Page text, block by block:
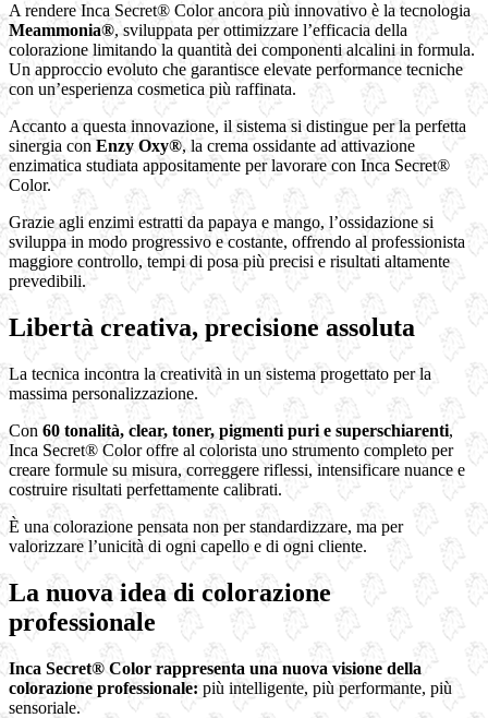
A rendere Inca Secret® Color ancora più innovativo è la tecnologia
Meammonia®, sviluppata per ottimizzare l’efficacia della
colorazione limitando la quantità dei componenti alcalini in formula.
Un approccio evoluto che garantisce elevate performance tecniche
con un’esperienza cosmetica più raffinata.
Accanto a questa innovazione, il sistema si distingue per la perfetta
sinergia conEnzy Oxy®, la crema ossidante ad attivazione
enzimatica studiata appositamente per lavorare con Inca Secret®
Color.
Grazie agli enzimi estratti da papaya e mango, l’ossidazione si
sviluppa in modo progressivo e costante, offrendo al professionista
maggiore controllo, tempi di posa più precisi e risultati altamente
prevedibili.
Libertà creativa, precisione assoluta
La tecnica incontra la creatività in un sistema progettato per la
massima personalizzazione.
Con 60 tonalità, clear, toner, pigmenti puri e superschiarenti,
Inca Secret® Color offre al colorista uno strumento completo per
creare formule su misura, correggere riflessi, intensificare nuance e
costruire risultati perfettamente calibrati.
È una colorazione pensata non per standardizzare, ma per
valorizzare l’unicità di ogni capello e di ogni cliente.
La nuova idea di colorazione
professionale
Inca Secret® Color rappresenta una nuova visione della
colorazione professionale:più intelligente, più performante, più
sensoriale.